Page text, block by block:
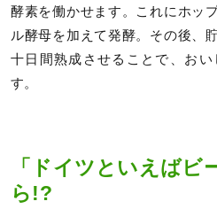
酵素を働かせます。これにホッ
ル酵母を加えて発酵。その後、
十日間熟成させることで、お
す。
「ドイツといえばビ
ら!?